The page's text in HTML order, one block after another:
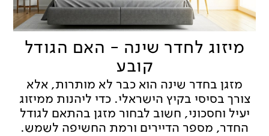
מיזוג לחדר שינה - האם הגודל
קובע
מזגן בחדר שינה הוא כבר לא מותרות, אלא
צורך בסיסי בקיץ הישראלי. כדי ליהנות ממיזוג
יעיל וחסכוני, חשוב לבחור מזגן בהתאם לגודל
החדר, מספר הדיירים ורמת החשיפה לשמש.